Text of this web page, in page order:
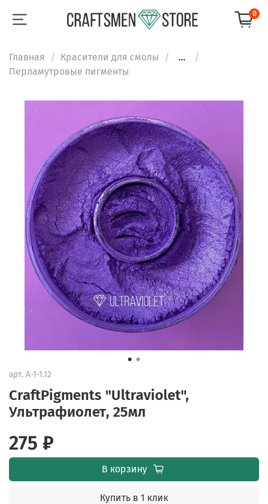
0
Главная Красители для смолы
...
Перламутровые пигменты
арт. A-1-1.12
CraftPigments "Ultraviolet",
Ультрафиолет, 25мл
275 ₽
В корзину
Купить в 1 клик